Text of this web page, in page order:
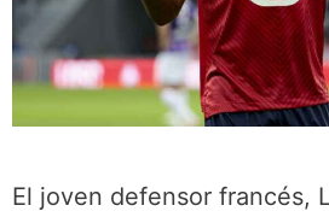
El joven defensor francés,